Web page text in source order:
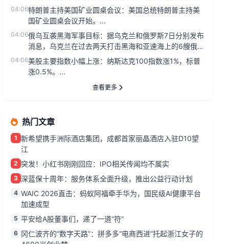
桶，...
04:06特朗普主持美国矿业圆桌会议：美国总统特朗普主持美
国矿业圆桌会议开始。...
04:06俄乌互袭黑海军事目标：据乌克兰和俄罗斯7日分别发布
消息，乌克兰在过去两天打击黑海和亚速海上的6艘俄
罗斯船只，俄罗斯武装部...
04:06美股主要指数小幅上涨：纳斯达克100指数涨1%，标普
涨0.5%。...
查看更多
热门文章
1 新希望携手洲际酒店集团，成都首家丽晶酒店入驻D10望
江
2 突发！小红书刚刚回应：IPO相关传闻均不属实
3 深蓝保十周年：服务体系全面升级，推出公益行动计划
4 WAIC 2026直击：蚂蚁阿福牵手华为，国民级AI健康平台
加速成型
5 平安给A股董事们，递了一道“符”
6 冈仁波齐的“数字天路”：拼多多“电商西进”托起浙江女子的